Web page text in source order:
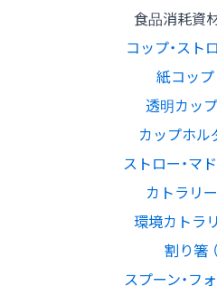
食品消耗資材
コップ・スト
紙コップ
透明カップ
カップホル
ストロー・マド
カトラリー
環境カトラリ
割り箸
スプーン・フ